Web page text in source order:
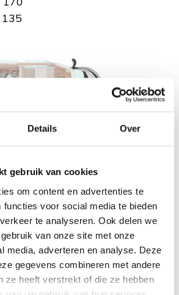
Details Over
gebruik van cookies
om content en advertenties te
functies voor social media te bieden
te analyseren. Ook delen we
van onze site met onze
media, adverteren en analyse. Deze
gegevens combineren met andere
ze heeft verstrekt of die ze hebben
135